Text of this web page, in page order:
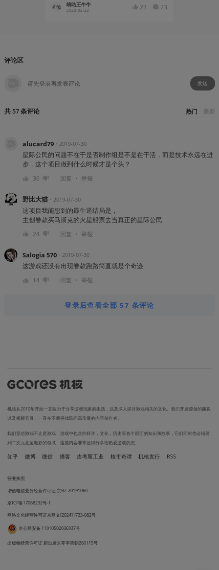
嘀咕王牛牛
2020-02-22 23 23
评论区
发送
共 57条评论 热门 最新
alucard79・ 2019-07-30
星际公民的问题不在于是否制作组是不是在干活，而是技术永远在进
步，这个项目做到什么时候才是个头？
36 回复 ・ 举报
野比大猫・ 2019-07-30
这项目我能想到的最牛逼结局是，
主创卷款买马斯克的火星船票去当真正的星际公民
24 回复 ・ 举报
Salogia 570・ 2019-07-30
这游戏还没有出现卷款跑路简直就是个奇迹
14 回复 ・ 举报
登录后查看全部 57 条评论
机核从2010年开始一直致力于分享游戏玩家的生活，以及深入探讨游戏相关的文化。我们开发原创的播客
以及视频节目，一直在不断寻找民间高质量的内容创作者。
我们坚信游戏不止是游戏，游戏中包含的科学，文化，历史等各个层面的知识和故事，它们同时也会辐射
到二次元甚至电影的领域，这些内容非常值得分享给热爱游戏的您。
知乎 微博 微信 播客 吉考斯工业 核市奇谭 机核发行 RSS
营业执照
增值电信业务经营许可证 京B2-20191060
京ICP备17068232号-1
网络文化经营许可证京网文[2024]1733-082号
京公网安备 11010502036937号
出版物经营许可证 新出发京零字第朝260115号